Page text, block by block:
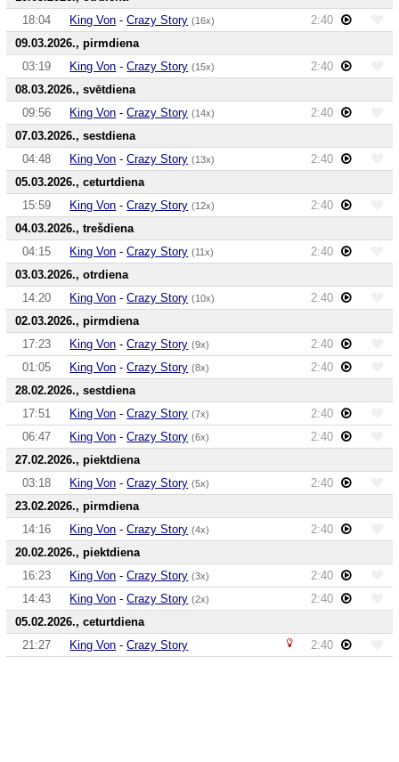
18:04
King Von -Crazy Story (16x)
2:40
09.03.2026., pirmdiena
03:19
King Von -Crazy Story (15x)
2:40
08.03.2026., svētdiena
09:56
King Von -Crazy Story (14x)
2:40
07.03.2026., sestdiena
04:48
King Von -Crazy Story (13x)
2:40
05.03.2026., ceturtdiena
15:59
King Von -Crazy Story (12x)
2:40
04.03.2026., trešdiena
04:15
King Von -Crazy Story (11x)
2:40
03.03.2026., otrdiena
14:20
King Von -Crazy Story (10x)
2:40
02.03.2026., pirmdiena
17:23
King Von -Crazy Story (9x)
2:40
01:05
King Von -Crazy Story (8x)
2:40
28.02.2026., sestdiena
17:51
King Von -Crazy Story (7x)
2:40
06:47
King Von -Crazy Story (6x)
2:40
27.02.2026., piektdiena
03:18
King Von -Crazy Story (5x)
2:40
23.02.2026., pirmdiena
14:16
King Von -Crazy Story (4x)
2:40
20.02.2026., piektdiena
16:23
King Von -Crazy Story (3x)
2:40
14:43
King Von -Crazy Story (2x)
2:40
05.02.2026., ceturtdiena
21:27
King Von -Crazy Story 2:40